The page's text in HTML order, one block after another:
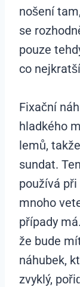
nošení
se
pouze
co
Fixační
hladkého
lemů,
sundat.
používá
mnoho
případy
že bude
náhubek,
zvyklý,